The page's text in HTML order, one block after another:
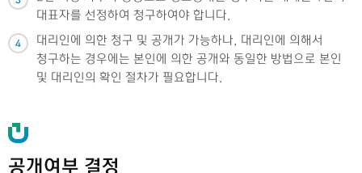
대표자를 선정하여 청구하여야 합니다.
4
대리인에 의한 청구 및 공개가 가능하나, 대리인에 의해서
청구하는 경우에는 본인에 의한 공개와 동일한 방법으로 본인
및 대리인의 확인 절차가 필요합니다.
공개여부 결정